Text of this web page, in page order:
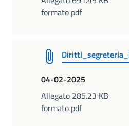
formato pdf
04-02-2025
Allegato 285.23 KB
formato pdf